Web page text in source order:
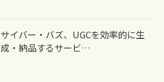
サイバー・バズ、UGCを効率的に生
成・納品するサービ…